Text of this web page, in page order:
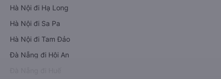
Hà Nội đi Hạ Long
Hà Nội đi Sa Pa
Hà Nội đi Tam Đảo
Đà Nẵng đi Hội An